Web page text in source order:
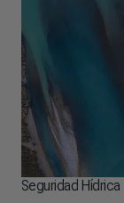
Seguridad Hídrica